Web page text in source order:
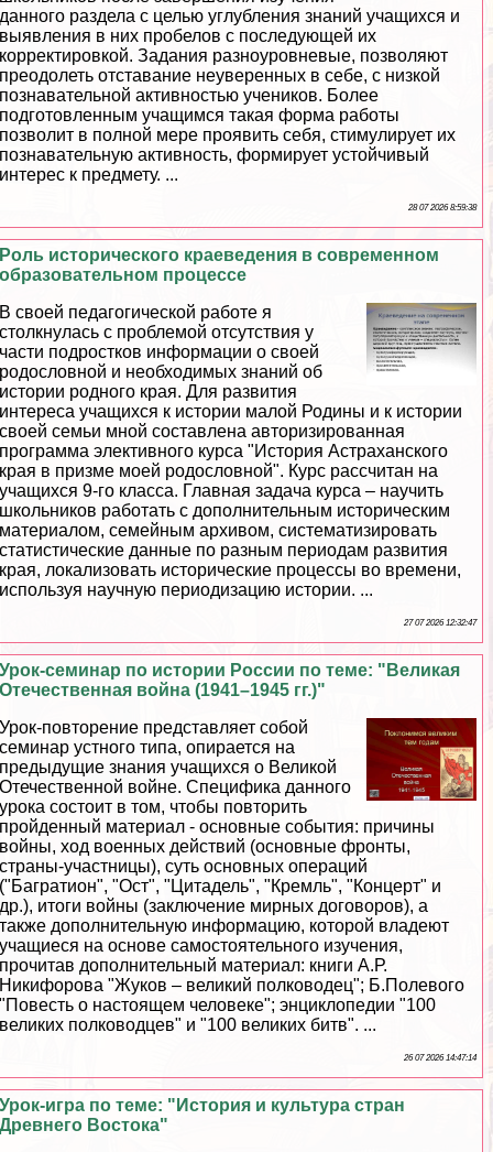
данного раздела с целью углубления знаний учащихся и
выявления в них пробелов с последующей их
корректировкой. Задания разноуровневые, позволяют
преодолеть отставание неуверенных в себе, с низкой
познавательной активностью учеников. Более
подготовленным учащимся такая форма работы
позволит в полной мере проявить себя, стимулирует их
познавательную активность, формирует устойчивый
интерес к предмету. ...
28 07 2026 8:59:38
Роль исторического краеведения в современном
образовательном процессе
В своей педагогической работе я
столкнулась с проблемой отсутствия у
части подростков информации о своей
родословной и необходимых знаний об
истории родного края. Для развития
интереса учащихся к истории малой Родины и к истории
своей семьи мной составлена авторизированная
программа элективного курса "История Астpaxaнского
края в призме моей родословной". Курс рассчитан на
учащихся 9-го класса. Главная задача курса – научить
школьников работать с дополнительным историческим
материалом, семейным архивом, систематизировать
статистические данные по разным периодам развития
края, локализовать исторические процессы во времени,
используя научную периодизацию истории. ...
27 07 2026 12:32:47
Урок-семинар по истории России по теме: "Великая
Отечественная война (1941–1945 гг.)"
Урок-повторение представляет собой
семинар устного типа, опирается на
предыдущие знания учащихся о Великой
Отечественной войне. Специфика данного
урока состоит в том, чтобы повторить
пройденный материал - основные события: причины
войны, ход военных действий (основные фронты,
страны-участницы), суть основных операций
("Багратион", "Ост", "Цитадель", "Кремль", "Концерт" и
др.), итоги войны (заключение мирных договоров), а
также дополнительную информацию, которой владеют
учащиеся на основе самостоятельного изучения,
прочитав дополнительный материал: книги А.Р.
Никифорова "Жуков – великий полководец"; Б.Полевого
"Повесть о настоящем человеке"; энциклопедии "100
великих полководцев" и "100 великих битв". ...
26 07 2026 14:47:14
Урок-игра по теме: "История и культура стран
Древнего Востока"